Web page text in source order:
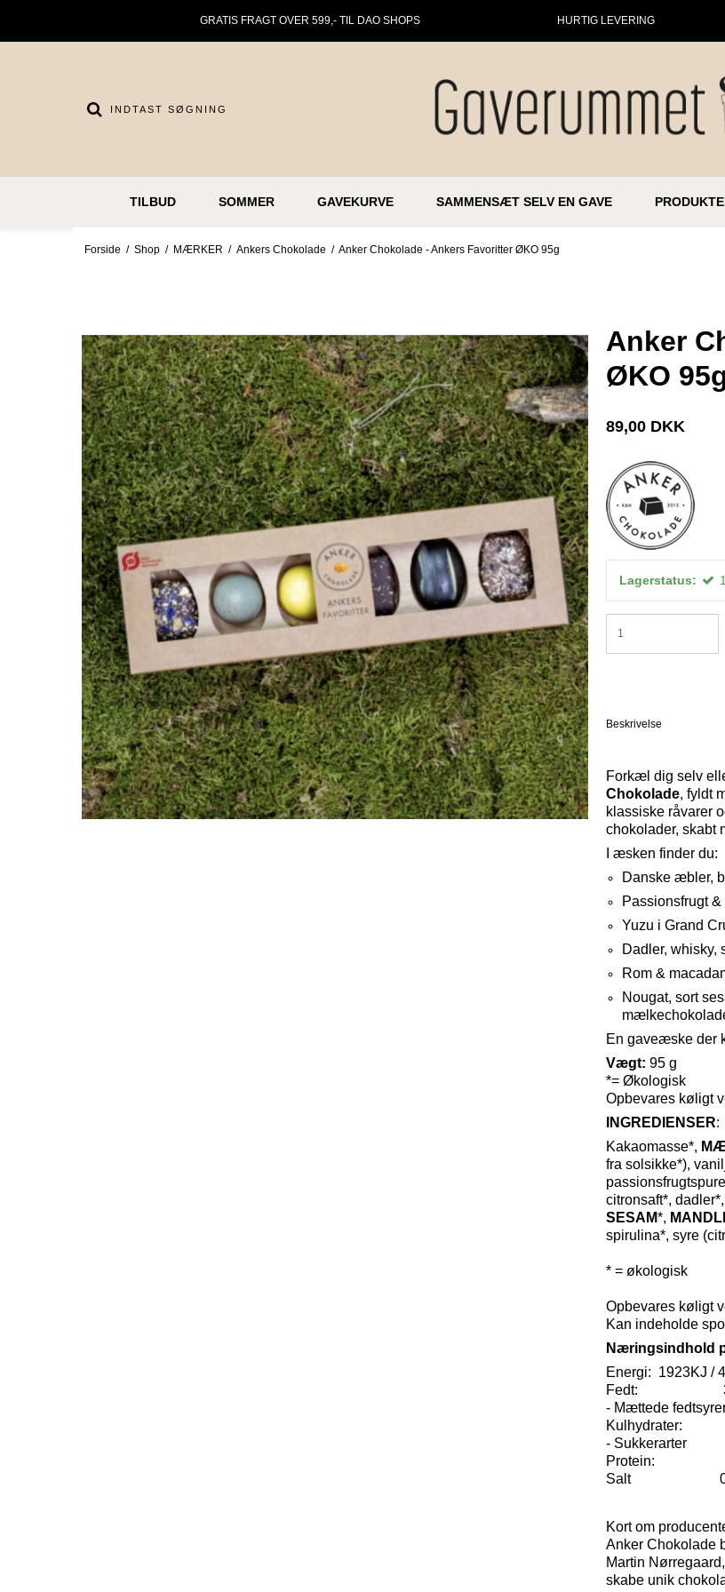
GRATIS FRAGT OVER 599,- TIL DAO SHOPS HURTIG LEVERING
TILBUD SOMMER GAVEKURVE SAMMENSÆT SELV EN GAVE
Forside / Shop / MÆRKER / Ankers Chokolade / Anker Chokolade - Ankers Favoritter ØKO 95g
Anker
ØKO
89,00 DKK
Lagerstatus: 1
Beskrivelse
Forkæl dig selv
Chokolade, fyldt
klassiske råvarer
chokolader, skabt
I æsken finder du:
Danske æbler,
Passionsfrugt
Yuzu i Grand
Dadler, whisky,
Rom &
Nougat, sort
En gaveæske der
Vægt: 95 g
*= Økologisk
Opbevares køligt
INGREDIENSER:
Kakaomasse*,
fra solsikke*),
citronsaft*,
SESAM*,
spirulina*, syre
* = økologisk
Opbevares køligt
Kan indeholde
Næringsindhold
Energi: 1923KJ /
Fedt:
- Mættede
Kulhydrater:
- Sukkerarter
Protein:
Salt
Kort om
Anker Chokolade
Martin
skabe unik